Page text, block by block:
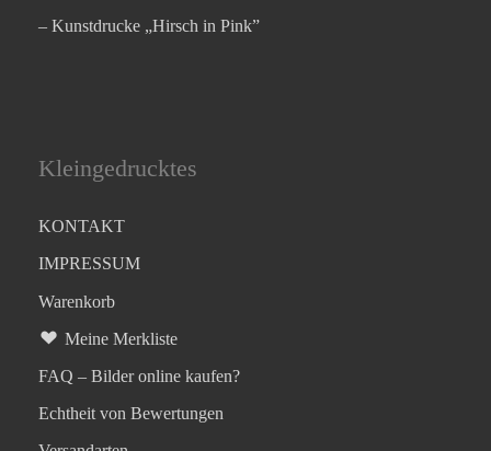
– Kunstdrucke „Hirsch in Pink”
Kleingedrucktes
KONTAKT
IMPRESSUM
Warenkorb
Meine Merkliste
FAQ – Bilder online kaufen?
Echtheit von Bewertungen